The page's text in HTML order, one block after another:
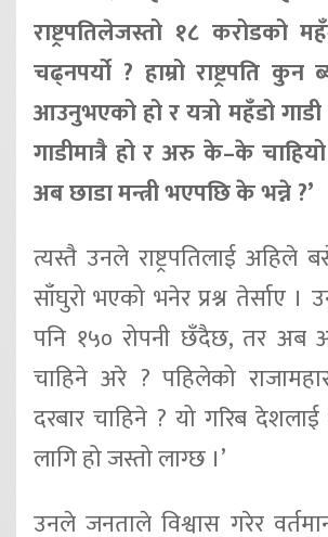
राष्ट्रपतिलेजस्तो १८ करोडको
चढ्नपर्यो ? हाम्रो राष्ट्रपति कुन
आउनुभएको हो र यत्रो महँडो
गाडीमात्रै हो र अरु के–के
अब छाडा मन्त्री भएपछि के भन्ने ?’
त्यस्तै उनले राष्ट्रपतिलाई अहिले
साँघुरो भएको भनेर प्रश्न तेर्साए
पनि १५० रोपनी छँदैछ, तर अब
चाहिने अरे ? पहिलेको
दरबार चाहिने ? यो गरिब
लागि हो जस्तो लाग्छ ।’
उनले जनताले विश्वास गरेर